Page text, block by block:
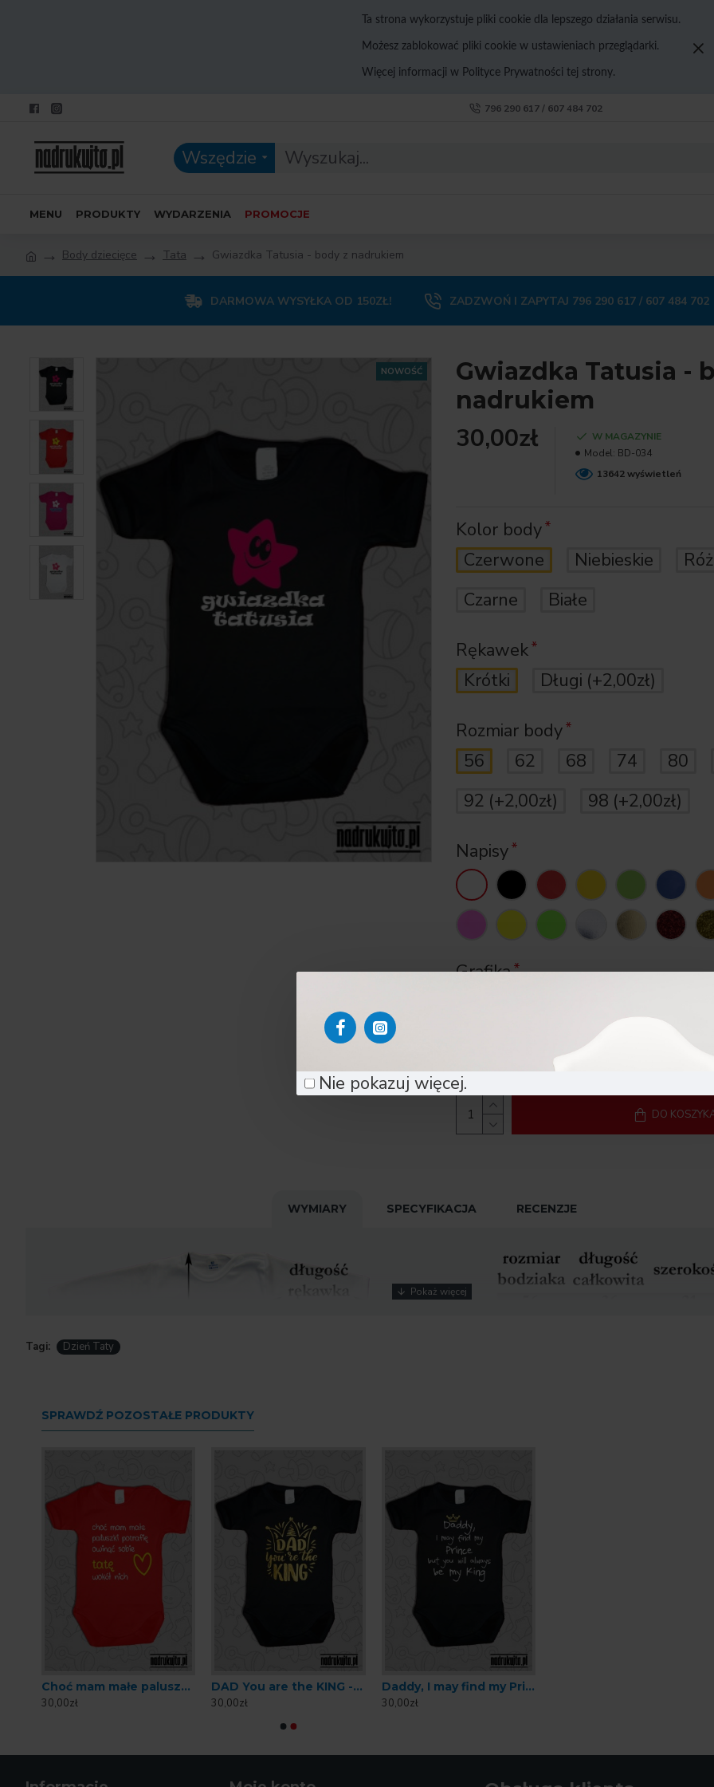
Nie pokazuj więcej.
Ta strona wykorzystuje pliki cookie dla lepszego działania serwisu.
Możesz zablokować pliki cookie w ustawieniach przeglądarki.
Więcej informacji w Polityce Prywatności tej strony.
796 290 617 / 607 484 702
Wszędzie
MENU PRODUKTY WYDARZENIA PROMOCJE
Body dziecięce Tata Gwiazdka Tatusia - body z nadrukiem
DARMOWA WYSYŁKA OD 150ZŁ! ZADZWOŃ I ZAPYTAJ 796 290 617 / 607 484 702
NOWOŚĆ
Gwiazdka Tatusia -
nadrukiem
30,00zł
W MAGAZYNIE
Model: BD-034
13642 wyświetleń
Kolor body
Czerwone
Niebieskie
Czarne
Białe
Rękawek
Krótki
Długi (+2,00zł)
Rozmiar body
56
62 68 74
80
92 (+2,00zł) 98 (+2,00zł)
Napisy
Grafika
DO
WYMIARY SPECYFIKACJA RECENZJE
Tagi: Dzień Taty
SPRAWDŹ POZOSTAŁE PRODUKTY
Choć mam małe paluszki - wersja tata - Body dziecięce z nadrukiem
30,00zł
DAD You are the KING - body z nadrukiem Tato jesteś Królem
30,00zł
Daddy, I may find my Prince but you will always be my King
30,00zł